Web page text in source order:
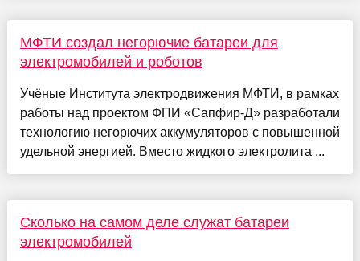
МФТИ создал негорючие батареи для
электромобилей и роботов
Учёные Института электродвижения МФТИ, в рамках
работы над проектом ФПИ «Сапфир-Д» разработали
технологию негорючих аккумуляторов с повышенной
удельной энергией. Вместо жидкого электролита ...
Сколько на самом деле служат батареи
электромобилей